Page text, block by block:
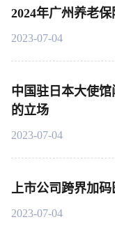
2024年广州养老
2023-07-04
中国驻日本大使
的立场
2023-07-04
上市公司跨界加
2023-07-04